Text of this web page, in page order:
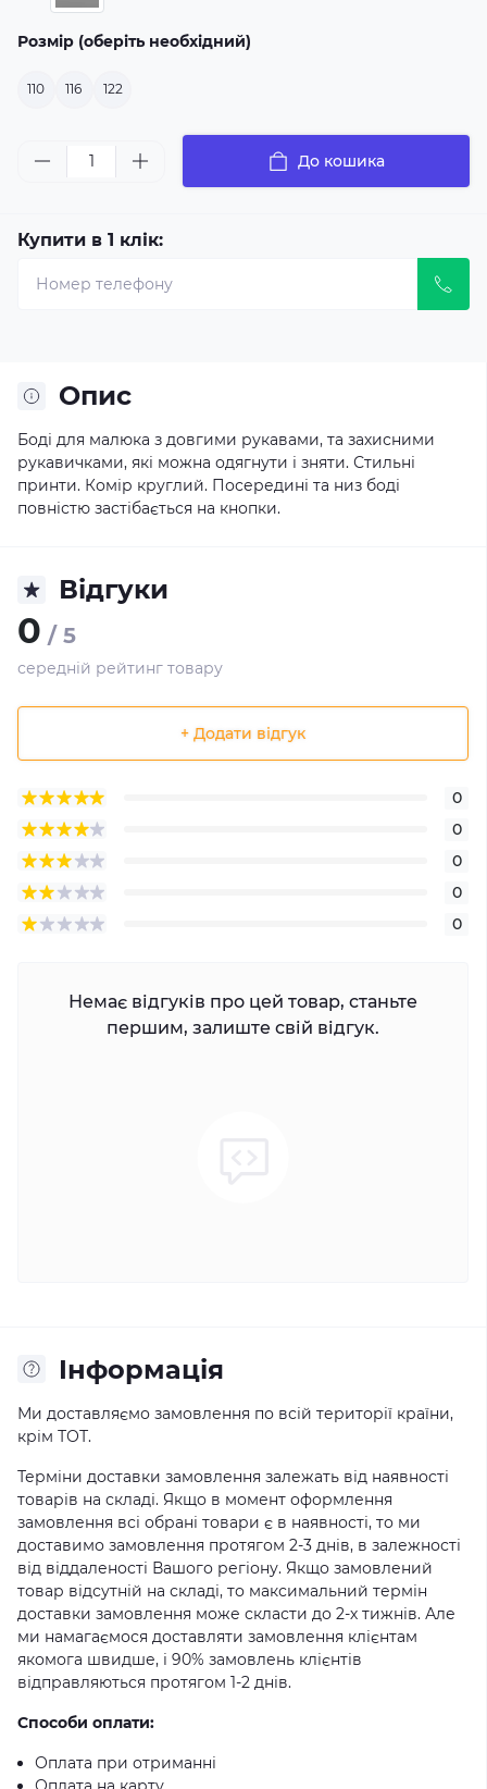
Розмір (оберіть необхідний)
110 116 122
До кошика
Купити в 1 клік:
Опис
Боді для малюка з довгими рукавами, та захисними
рукавичками, які можна одягнути і зняти. Стильні
принти. Комір круглий. Посередині та низ боді
повністю застібається на кнопки.
Відгуки
0 / 5
середній рейтинг товару
+ Додати відгук
0
0
0
0
0
Немає відгуків про цей товар, станьте
першим, залиште свій відгук.
Iнформація
Ми доставляємо замовлення по всій території країни,
крім ТОТ.
Терміни доставки замовлення залежать від наявності
товарів на складі. Якщо в момент оформлення
замовлення всі обрані товари є в наявності, то ми
доставимо замовлення протягом 2-3 днів, в залежності
від віддаленості Вашого регіону. Якщо замовлений
товар відсутній на складі, то максимальний термін
доставки замовлення може скласти до 2-х тижнів. Але
ми намагаємося доставляти замовлення клієнтам
якомога швидше, і 90% замовлень клієнтів
відправляються протягом 1-2 днів.
Способи оплати:
Оплата при отриманні